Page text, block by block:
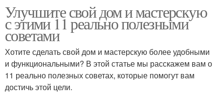
Улучшите свой дом и мастерскую
с этими 11 реально полезными
советами
Хотите сделать свой дом и мастерскую более удобными
и функциональными? В этой статье мы расскажем вам о
11 реально полезных советах, которые помогут вам
достичь этой цели.